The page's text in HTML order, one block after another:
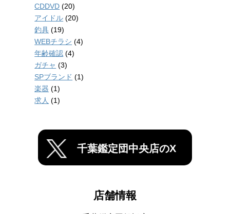
CDDVD (20)
アイドル (20)
釣具 (19)
WEBチラシ (4)
年齢確認 (4)
ガチャ (3)
SPブランド (1)
楽器 (1)
求人 (1)
千葉鑑定団中央店のX
店舗情報